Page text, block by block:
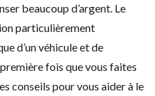
beaucoup d’argent. Le
particulièrement
d’un véhicule et de
fois que vous faites
conseils pour vous aider à le